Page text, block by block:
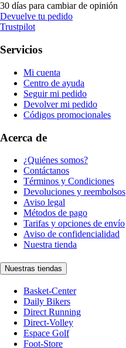
30 días para cambiar de opinión
Devuelve tu pedido
Trustpilot
Servicios
Mi cuenta
Centro de ayuda
Seguir mi pedido
Devolver mi pedido
Códigos promocionales
Acerca de
¿Quiénes somos?
Contáctanos
Términos y Condiciones
Devoluciones y reembolsos
Aviso legal
Métodos de pago
Tarifas y opciones de envío
Aviso de confidencialidad
Nuestra tienda
Nuestras tiendas
Basket-Center
Daily Bikers
Direct Running
Direct-Volley
Espace Golf
Foot-Store